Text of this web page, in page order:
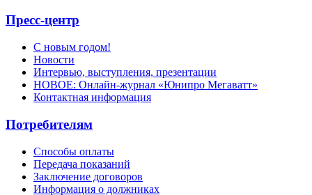
Пресс-центр
С новым годом!
Новости
Интервью, выступления, презентации
НОВОЕ: Онлайн-журнал «Юнипро Мегаватт»
Контактная информация
Потребителям
Способы оплаты
Передача показаний
Заключение договоров
Информация о должниках